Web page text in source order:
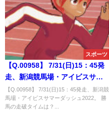
スポーツ
【Q.00958】 7/31(日)15：45発
走、新潟競馬場・アイビスサマ
ーダッシュ2022。 勝馬の走破タ
イムは？
【Q.00958】 7/31(日)15：45発走、新潟競
馬場・アイビスサマーダッシュ2022。 勝
馬の走破タイムは？...